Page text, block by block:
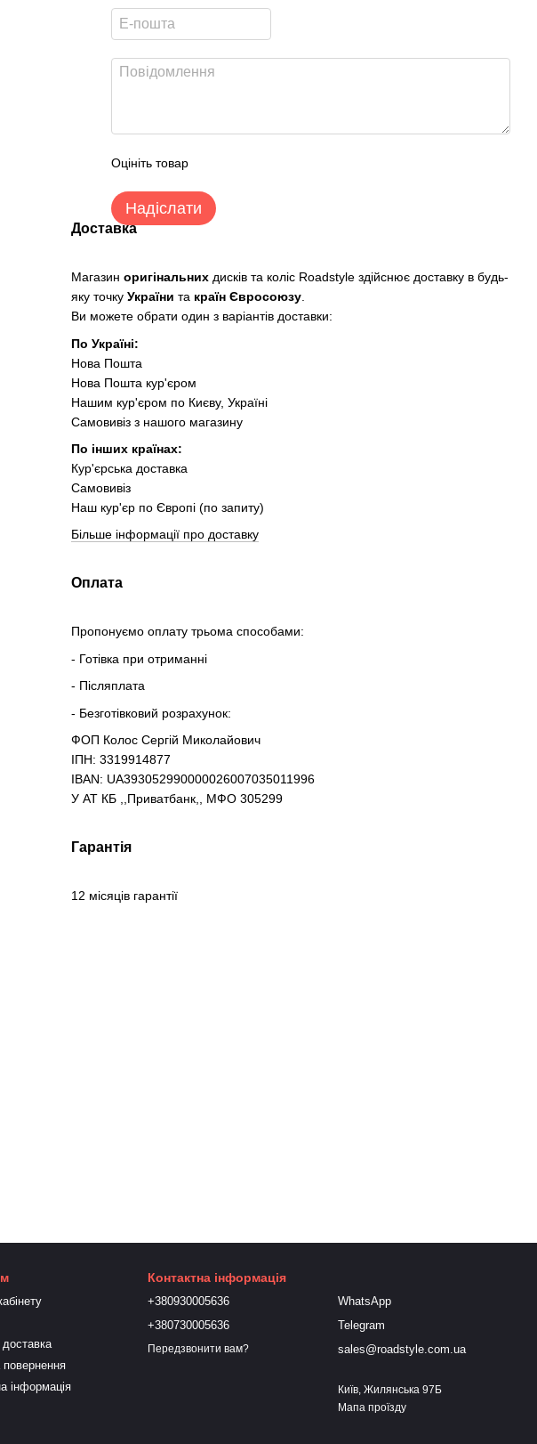
Оцініть товар
Надіслати
Доставка
Магазиноригінальних дисків та коліс Roadstyle здійснює доставку в будь-
яку точкуУкраїнита країн Євросоюзу
Ви можете обрати один з варіантів доставки:
По Україні:
Нова Пошта
Нова Пошта кур'єром
Нашим кур'єром по Києву, Україні
Самовивіз з нашого магазину
По інших країнах:
Кур'єрська доставка
Самовивіз
Наш кур'єр по Європі (по запиту)
Більше інформації про доставку
Оплата
Пропонуємо оплату трьома способами:
- Готівка при отриманні
- Післяплата
- Безготівковий розрахунок:
ФОП Колос Сергій Миколайович
ІПН: 3319914877
IBAN: UA393052990000026007035011996
У АТ КБ ,,Приватбанк,, МФО 305299
Гарантія
12 місяців гарантії
повернення
інформація
Контактна інформація
+380930005636
+380730005636
Передзвонити вам?
WhatsApp
Telegram
sales@roadstyle.com.ua
Київ, Жилянська 97Б
Мапа проїзду